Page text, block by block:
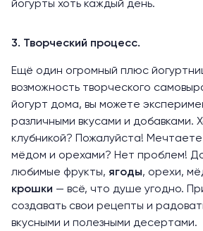
йогурты хоть каждый день.
3. Творческий процесс.
Ещё один огромный плюс
возможность творческого
йогурт дома, вы можете
различными вкусами и добавками.
клубникой? Пожалуйста!
мёдом и орехами? Нет проблем!
любимые фрукты, ягоды, орехи,
крошки — всё, что душе угодно.
создавать свои рецепты и
вкусными и полезными десертами.